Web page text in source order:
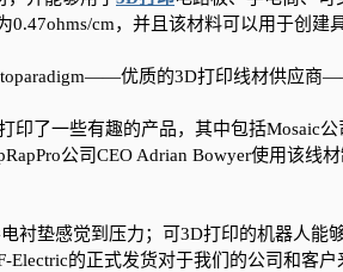
cm，并且该材料可以用于创建
优质的3D打印线材供应商
了一些有趣的产品，其中包括Mosaic公
公司CEO Adrian Bowyer使用该线
垫感觉到压力；可3D打印的机器人能
的正式发货对于我们的公司和客户